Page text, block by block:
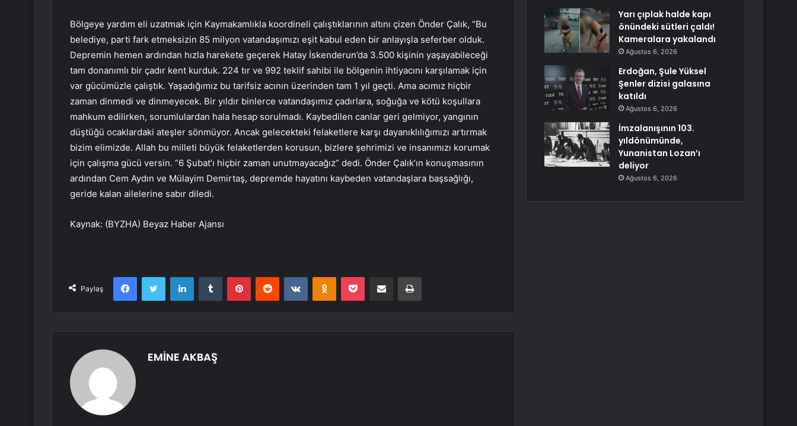
Bölgeye yardım eli uzatmak için Kaymakamlıkla koordineli çalıştıklarının altını çizen Önder Çalık, “Bu
belediye, parti fark etmeksizin 85 milyon vatandaşımızı eşit kabul eden bir anlayışla seferber olduk.
Depremin hemen ardından hızla harekete geçerek Hatay İskenderun’da 3.500 kişinin yaşayabileceği
tam donanımlı bir çadır kent kurduk. 224 tır ve 992 teklif sahibi ile bölgenin ihtiyacını karşılamak için
var gücümüzle çalıştık. Yaşadığımız bu tarifsiz acının üzerinden tam 1 yıl geçti. Ama acımız hiçbir
zaman dinmedi ve dinmeyecek. Bir yıldır binlerce vatandaşımız çadırlara, soğuğa ve kötü koşullara
mahkum edilirken, sorumlulardan hala hesap sorulmadı. Kaybedilen canlar geri gelmiyor, yangının
düştüğü ocaklardaki ateşler sönmüyor. Ancak gelecekteki felaketlere karşı dayanıklılığımızı artırmak
bizim elimizde. Allah bu milleti büyük felaketlerden korusun, bizlere şehrimizi ve insanımızı korumak
için çalışma gücü versin. “6 Şubat’ı hiçbir zaman unutmayacağız” dedi. Önder Çalık’ın konuşmasının
ardından Cem Aydın ve Mülayim Demirtaş, depremde hayatını kaybeden vatandaşlara başsağlığı,
geride kalan ailelerine sabır diledi.
Kaynak: (BYZHA) Beyaz Haber Ajansı
Paylaş
FacebookTwitter LinkedInTumblr PinterestReddit VKontakteOdnoklassniki
Pocket E-Posta ile paylaş Yazdır
EMİNE AKBAŞ
Yarı çıplak halde kapı
önündeki sütleri çaldı!
Kameralara yakalandı
Ağustos 6, 2026
Erdoğan, Şule Yüksel
Şenler dizisi galasına
katıldı
Ağustos 6, 2026
İmzalanışının 103.
yıldönümünde,
Yunanistan Lozan’ı
deliyor
Ağustos 6, 2026